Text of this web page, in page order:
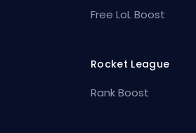
Free LoL Boost
Rocket League
Rank Boost